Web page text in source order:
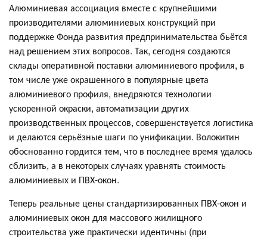
Алюминиевая ассоциация вместе с крупнейшими
производителями алюминиевых конструкций при
поддержке Фонда развития предпринимательства бьётся
над решением этих вопросов. Так, сегодня создаются
склады оперативной поставки алюминиевого профиля, в
том числе уже окрашенного в популярные цвета
алюминиевого профиля, внедряются технологии
ускоренной окраски, автоматизации других
производственных процессов, совершенствуется логистика
и делаются серьёзные шаги по унификации. Волокитин
обоснованно гордится тем, что в последнее время удалось
сблизить, а в некоторых случаях уравнять стоимость
алюминиевых и ПВХ-окон.
Теперь реальные цены стандартизированных ПВХ-окон и
алюминиевых окон для массового жилищного
строительства уже практически идентичны (при